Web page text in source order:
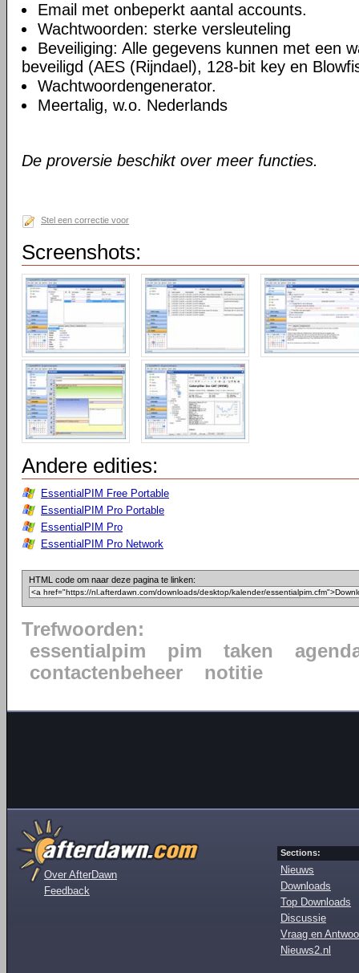
Email met onbeperkt aantal accounts.
Wachtwoorden: sterke versleuteling
Beveiliging: Alle gegevens kunnen met een
beveiligd (AES (Rijndael), 128-bit key en
Wachtwoordengenerator.
Meertalig, w.o. Nederlands
De proversie beschikt over meer functies.
Stel een correctie voor
Screenshots:
Andere edities:
EssentialPIM Free Portable
EssentialPIM Pro Portable
EssentialPIM Pro
EssentialPIM Pro Network
HTML code om naar deze pagina te linken:
Trefwoorden:
essentialpim
pim taken
contactenbeheer
notitie
Over AfterDawn
Feedback
Sections:
Nieuws
Downloads
Top Downloads
Discussie
Vraag en
Nieuws2.nl